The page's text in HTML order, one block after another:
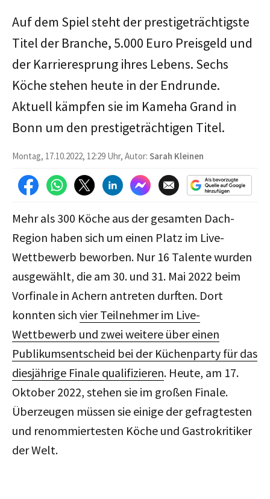
Auf dem Spiel steht der prestigeträchtigste
Titel der Branche, 5.000 Euro Preisgeld und
der Karrieresprung ihres Lebens. Sechs
Köche stehen heute in der Endrunde.
Aktuell kämpfen sie im Kameha Grand in
Bonn um den prestigeträchtigen Titel.
Montag, 17.10.2022, 12:29 Uhr, Autor: Sarah Kleinen
Mehr als 300 Köche aus der gesamten Dach-
Region haben sich um einen Platz im Live-
Wettbewerb beworben. Nur 16 Talente wurden
ausgewählt, die am 30. und 31. Mai 2022 beim
Vorfinale in Achern antreten durften. Dort
konnten sich vier Teilnehmer im Live-
Wettbewerb und zwei weitere über einen
Publikumsentscheid bei der Küchenparty für das
diesjährige Finale qualifizieren. Heute, am 17.
Oktober 2022, stehen sie im großen Finale.
Überzeugen müssen sie einige der gefragtesten
und renommiertesten Köche und Gastrokritiker
der Welt.